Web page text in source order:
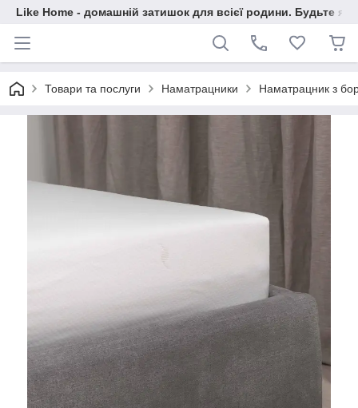
Like Home - домашній затишок для всієї родини. Будьте як
Товари та послуги Наматрацники Наматрацник з